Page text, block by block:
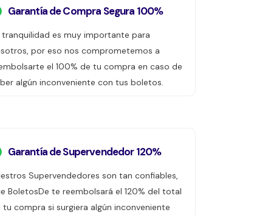
Garantía de Compra Segura 100%
tranquilidad es muy importante para
por eso nos comprometemos a
el 100% de tu compra en caso de
algún inconveniente con tus boletos.
Garantía de Supervendedor 120%
Supervendedores son tan confiables,
BoletosDe te reembolsará el 120% del total
tu compra si surgiera algún inconveniente